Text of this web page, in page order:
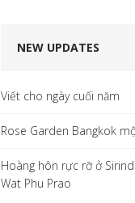
NEW UPDATES
Viết cho ngày cuối năm
Rose Garden Bangkok
Hoàng hôn rực rỡ ở
Wat Phu Prao